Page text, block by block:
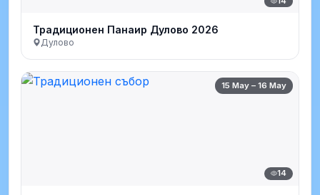
Традиционен Панаир Дулово 2026
Дулово
15 May – 16 May
14